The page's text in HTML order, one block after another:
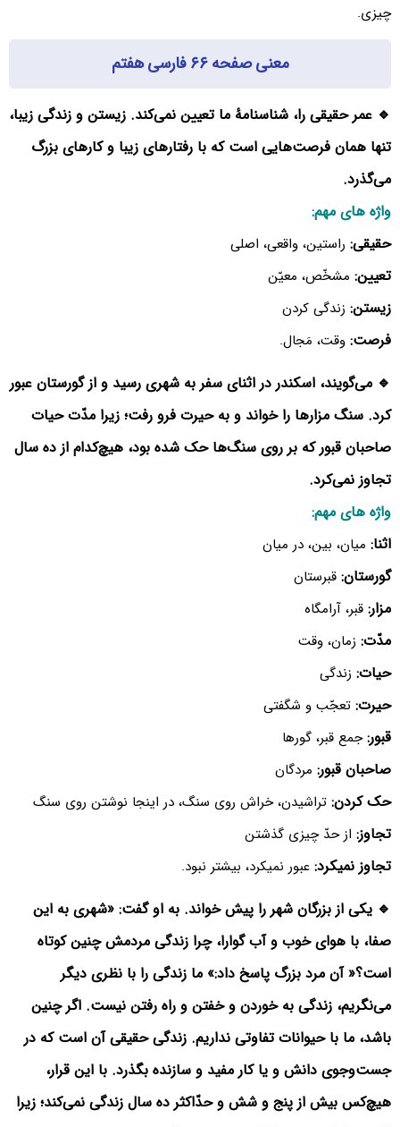
چیزی.
معنی صفحه ۶۶ فارسی هفتم
🔹 عمر حقیقی را، شناسنامهٔ ما تعیین نمی‌کند. زیستن و زندگی زیبا،
تنها همان فرصت‌هایی است که با رفتارهای زیبا و کارهای بزرگ
می‌گذرد.
واژه های مهم:
حقیقی: راستین، واقعی، اصلی
تعیین: مشخّص، معیّن
زیستن: زندگی کردن
فرصت: وقت، مَجال.
🔹 می‌گویند، اسکندر در اثنای سفر به شهری رسید و از گورستان عبور
کرد. سنگ مزارها را خواند و به حیرت فرو رفت؛ زیرا مدّت حیات
صاحبان قبور که بر روی سنگ‌ها حک شده بود، هیچ‌کدام از ده سال
تجاوز نمی‌کرد.
واژه های مهم:
اثنا: میان، بین، در میان
گورستان: قبرستان
مزار: قبر، آرامگاه
مدّت: زمان، وقت
حیات: زندگی
حیرت: تعجّب و شگفتی
قبور:جمع قبر، گورها
صاحبان قبور: مردگان
حک کردن: تراشیدن، خراش روی سنگ، در اینجا نوشتن روی سنگ
تجاوز: از حدّ چیزی گذشتن
تجاوز نمیکرد: عبور نمیکرد، بیشتر نبود.
🔹 یکی از بزرگان شهر را پیش خواند. به او گفت: «شهری به این
صفا، با هوای خوب و آب گوارا، چرا زندگی مردمش چنین کوتاه
است؟« آن مرد بزرگ پاسخ داد:» ما زندگی را با نظری دیگر
می‌نگریم، زندگی به خوردن و خفتن و راه رفتن نیست. اگر چنین
باشد، ما با حیوانات تفاوتی نداریم. زندگی حقیقی آن است که در
جست‌وجوی دانش و یا کار مفید و سازنده بگذرد. با این قرار،
هیچ‌کس بیش از پنج و شش و حدّاکثر ده سال زندگی نمی‌کند؛ زیرا